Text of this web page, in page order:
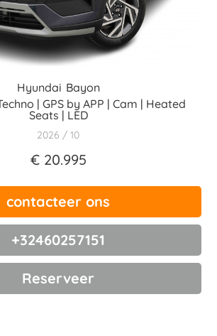
Hyundai Bayon
| GPS by APP | Cam | Heated
Seats | LED
2026 10
€ 20.995
contacteer ons
+32460257151
Reserveer